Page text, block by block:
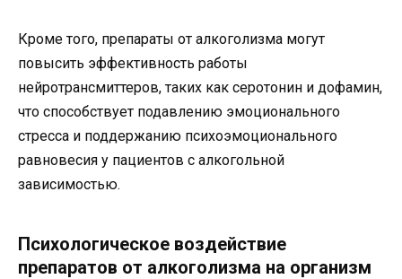
Кроме того, препараты от алкоголизма могут
повысить эффективность работы
нейротрансмиттеров, таких как серотонин и дофамин,
что способствует подавлению эмоционального
стресса и поддержанию психоэмоционального
равновесия у пациентов с алкогольной
зависимостью.
Психологическое воздействие
препаратов от алкоголизма на организм